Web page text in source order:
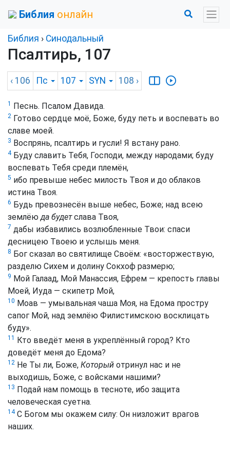
Библия онлайн
Библия › Синодальный
Псалтирь, 107
‹ 106 Пс 107 SYN 108 ›
1 Песнь. Псалом Давида.
2 Готово сердце моё, Боже, буду петь и воспевать во
славе моей.
3 Воспрянь, псалтирь и гусли! Я встану рано.
4Буду славить Тебя, Господи, между народами; буду
воспевать Тебя среди племён,
5 ибо превыше небес милость Твоя и до облаков
истина Твоя.
6 Будь превознесён выше небес, Боже; над всею
землёюда будетслава Твоя,
7 дабы избавились возлюбленные Твои: спаси
десницею Твоею и услышь меня.
8 Бог сказал во святилище Своём: «восторжествую,
разделю Сихем и долину Сокхоф размерю;
9 Мой Галаад, Мой Манассия, Ефрем — крепость главы
Моей, Иуда — скипетр Мой,
10 Моав — умывальная чаша Моя, на Едома простру
сапог Мой, над землёю Филистимскою восклицать
буду».
11 Кто введёт меня в укреплённый город? Кто
доведёт меня до Едома?
12 Не Ты ли, Боже, Который отринул нас и не
выходишь, Боже, с войсками нашими?
13 Подай нам помощь в тесноте, ибо защита
человеческая суетна.
14С Богом мы окажем силу: Он низложит врагов
наших.